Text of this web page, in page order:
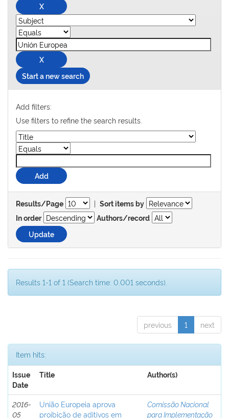
Start a new search
Add filters:
Use filters to refine the search results.
Results/Page | Sort items by
In order
Authors/record
Results 1-1 of 1 (Search time: 0.001 seconds).
previous 1 next
Item hits:
Issue
Date
Title Author(s)
2016-
05
União Europeia aprova
proibição de aditivos em
Comissão Nacional
para Implementação